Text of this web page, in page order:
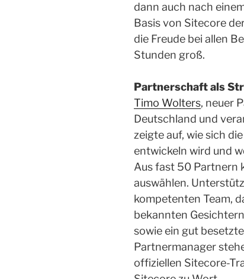
dann auch nach
Basis von Sitecore
die Freude bei allen
Stunden groß.
Partnerschaft als
Timo Wolters, neuer
Deutschland und
zeigte auf, wie sich
entwickeln wird und
Aus fast 50 Partnern
auswählen.
kompetenten Team,
bekannten
sowie ein gut
Partnermanager
offiziellen Sitecore-